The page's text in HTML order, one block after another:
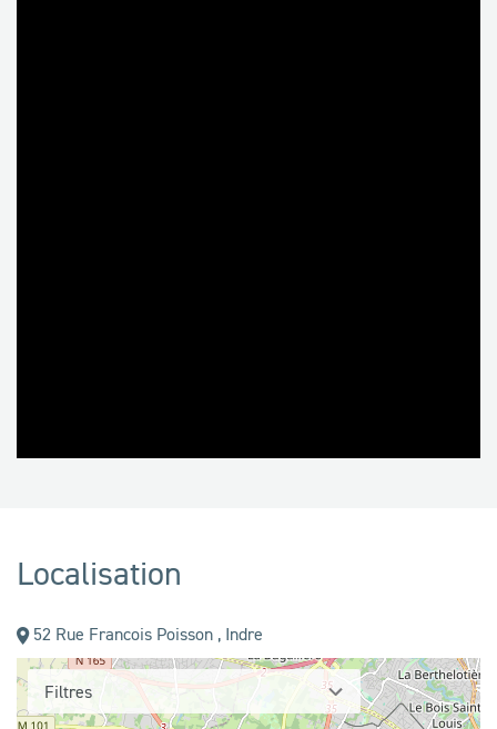
Localisation
52 Rue Francois Poisson , Indre
Filtres